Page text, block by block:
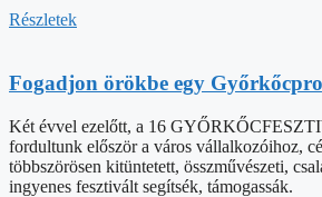
Részletek
Fogadjon örökbe egy
Két évvel ezelőtt, a 16
fordultunk először a város vállalkozóihoz,
többszörösen kitüntetett, összművészeti,
ingyenes fesztivált segítsék, támogassák.